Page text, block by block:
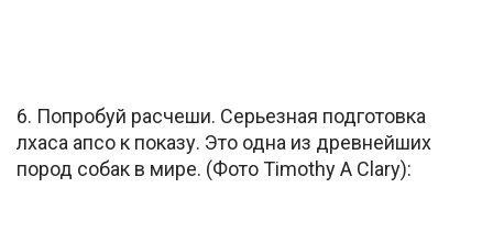
6. Попробуй расчеши. Серьезная подготовка
лхаса апсо к показу. Это одна из древнейших
пород собак в мире. (Фото Timothy A Clary):